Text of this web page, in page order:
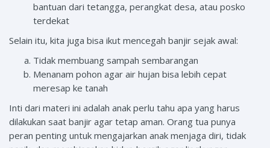
bantuan dari tetangga, perangkat desa, atau posko
terdekat
Selain itu, kita juga bisa ikut mencegah banjir sejak awal:
Tidak membuang sampah sembarangan
Menanam pohon agar air hujan bisa lebih cepat
meresap ke tanah
Inti dari materi ini adalah anak perlu tahu apa yang harus
dilakukan saat banjir agar tetap aman. Orang tua punya
peran penting untuk mengajarkan anak menjaga diri, tidak